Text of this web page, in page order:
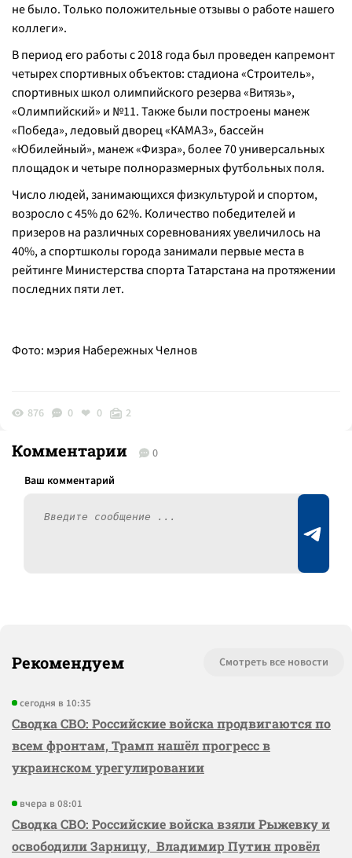
не было. Только положительные отзывы о работе нашего
коллеги».
В период его работы с 2018 года был проведен капремонт
четырех спортивных объектов: стадиона «Строитель»,
спортивных школ олимпийского резерва «Витязь»,
«Олимпийский» и №11. Также были построены манеж
«Победа», ледовый дворец «КАМАЗ», бассейн
«Юбилейный», манеж «Физра», более 70 универсальных
площадок и четыре полноразмерных футбольных поля.
Число людей, занимающихся физкультурой и спортом,
возросло с 45% до 62%. Количество победителей и
призеров на различных соревнованиях увеличилось на
40%, а спортшколы города занимали первые места в
рейтинге Министерства спорта Татарстана на протяжении
последних пяти лет.
Фото: мэрия Набережных Челнов
876 0 0 2
Комментарии 0
Рекомендуем Смотреть все новости
сегодня в 10:35
Сводка СВО: Российские войска продвигаются по
всем фронтам, Трамп нашёл прогресс в
украинском урегулировании
вчера в 08:01
Сводка СВО: Российские войска взяли Рыжевку и
освободили Зарницу, Владимир Путин провёл